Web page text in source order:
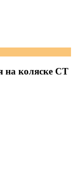
на коляске СТ